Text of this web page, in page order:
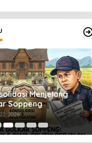
Menjelang
Soppeng
2026